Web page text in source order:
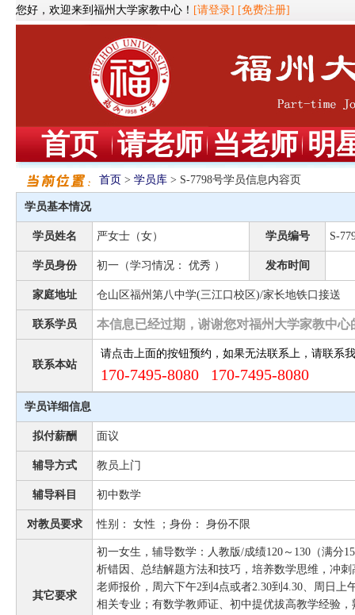
您好，欢迎来到福州大学家教中心！ [请登录] [免费注册]
首页 请老师 当老师 明
首页 > 学员库 > S-7798号学员信息内容页
学员基本情况
学员姓名 严女士（女） 学员编号 S-
学员身份 初一（学习情况： 优秀 ） 发布时间
家庭地址 仓山区福州第八中学(三江口校区)/家长地铁口接送
联系学员 本信息已经过期，谢谢您对福州大学家教中心
联系本站
请点击上面的按钮预约，如果无法联系上，请联系
170-7495-8080 170-7495-8080
学员详细信息
拟付薪酬 面议
辅导方式 教员上门
辅导科目 初中数学
对教员要求 性别： 女性 ；身份： 身份不限
其它要求
初一女生，辅导数学：人教版/成绩120～130（满分
析错因、总结解题方法和技巧，培养数学思维，冲
老师报价，周六下午2到4点或者2.30到4.30、周日上
相关专业；有数学教师证、初中提优拔高教学经验